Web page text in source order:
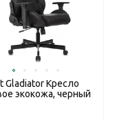
Gladiator Кресло
экокожа, черный